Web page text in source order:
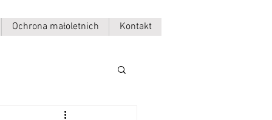
Ochrona małoletnich Kontakt